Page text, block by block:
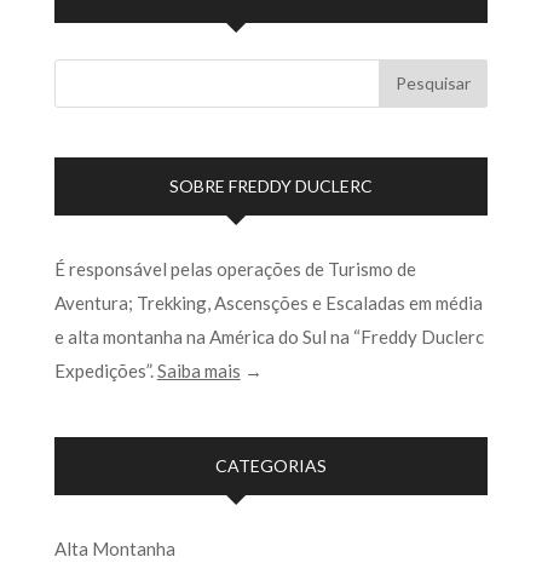
SOBRE FREDDY DUCLERC
É responsável pelas operações de Turismo de
Aventura; Trekking, Ascensções e Escaladas em média
e alta montanha na América do Sul na “Freddy Duclerc
Expedições”.Saiba mais →
CATEGORIAS
Alta Montanha